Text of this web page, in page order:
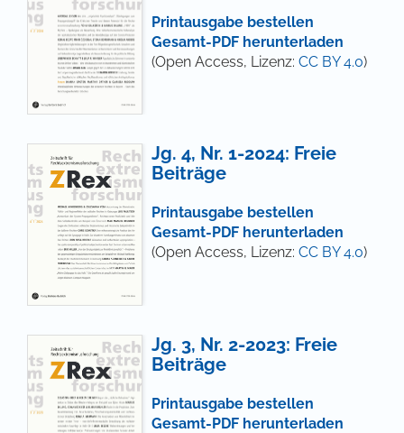
Printausgabe bestellen
Gesamt-PDF herunterladen
(Open Access, Lizenz: CC BY 4.0)
Jg. 4, Nr. 1-2024: Freie
Beiträge
Printausgabe bestellen
Gesamt-PDF herunterladen
(Open Access, Lizenz: CC BY 4.0)
Jg. 3, Nr. 2-2023: Freie
Beiträge
Printausgabe bestellen
Gesamt-PDF herunterladen